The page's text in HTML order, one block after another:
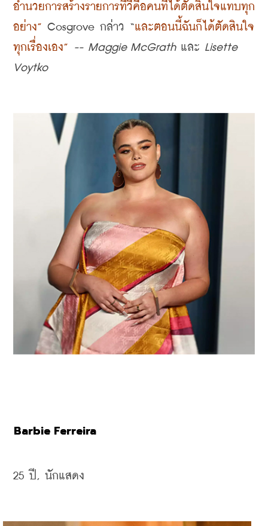
อำนวยการสร้างรายการทีวีคือคนที่ได้ตัดสินใจแทบทุก
อย่าง” Cosgrove กล่าว “และตอนนี้ฉันก็ได้ตัดสินใจ
ทุกเรื่องเอง” -- Maggie McGrath และ Lisette
Voytko
Barbie Ferreira
25 ปี, นักแสดง